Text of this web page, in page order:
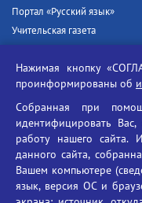
Портал «Русский язык»
Учительская газета
Единый портал
Противодействие угрозам
Социальные ролики -
Противодействие коррупции
БГУ против наркотиков
Брянский
Нажимая кнопку
проинформированы об
Собранная при
идентифицировать
работу нашего сайта.
данного сайта,
Вашем компьютере
язык, версия ОС и